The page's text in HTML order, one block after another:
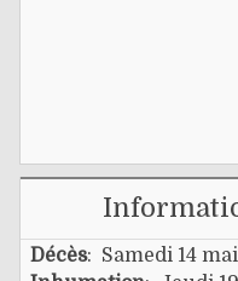
Décès: Samedi 14